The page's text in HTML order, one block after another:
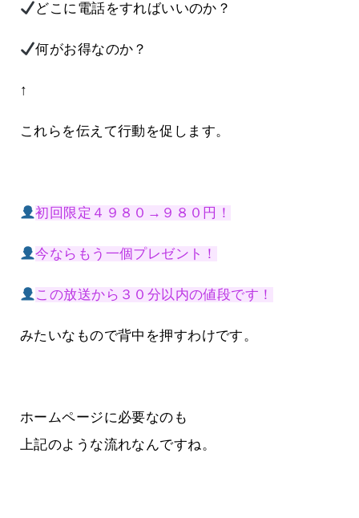
どこに電話をすればいいのか？
何がお得なのか？
↑
これらを伝えて行動を促します。
初回限定４９８０→９８０円！
今ならもう一個プレゼント！
この放送から３０分以内の値段です！
みたいなもので背中を押すわけです。
ホームページに必要なのも
上記のような流れなんですね。